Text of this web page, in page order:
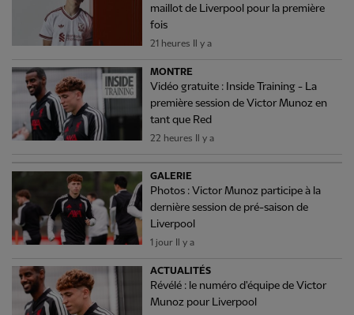
maillot de Liverpool pour la première
fois
21 heures Il y a
MONTRE
Vidéo gratuite : Inside Training - La
première session de Victor Munoz en
tant que Red
22 heures Il y a
GALERIE
Photos : Victor Munoz participe à la
dernière session de pré-saison de
Liverpool
1 jour Il y a
ACTUALITÉS
Révélé : le numéro d'équipe de Victor
Munoz pour Liverpool